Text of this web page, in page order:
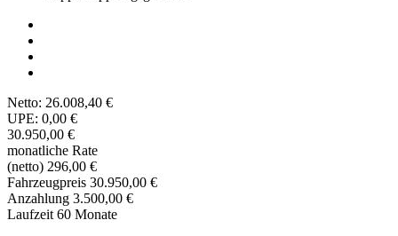
Netto: 26.008,40 €
UPE: 0,00 €
30.950,00 €
monatliche Rate
(netto) 296,00 €
Fahrzeugpreis 30.950,00 €
Anzahlung 3.500,00 €
Laufzeit 60 Monate